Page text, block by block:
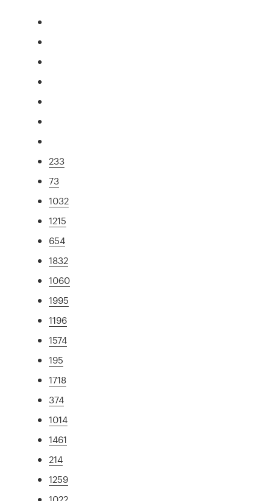
233
73
1032
1215
654
1832
1060
1995
1196
1574
195
1718
374
1014
1461
214
1259